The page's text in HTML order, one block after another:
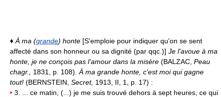
♦ À ma (grande) honte [S'emploie pour indiquer qu'on se sent
affecté dans son honneur ou sa dignité (par qqc.)] Je l'avoue à ma
honte, je ne conçois pas l'amour dans la misère (BALZAC, Peau
chagr., 1831, p. 108). À ma grande honte, c'est moi qui gagne
tout! (BERNSTEIN, Secret, 1913, II, 1, p. 17) :
• 3. ... ce matin, (...) je me suis trouvé dehors à sept heures, ce qui